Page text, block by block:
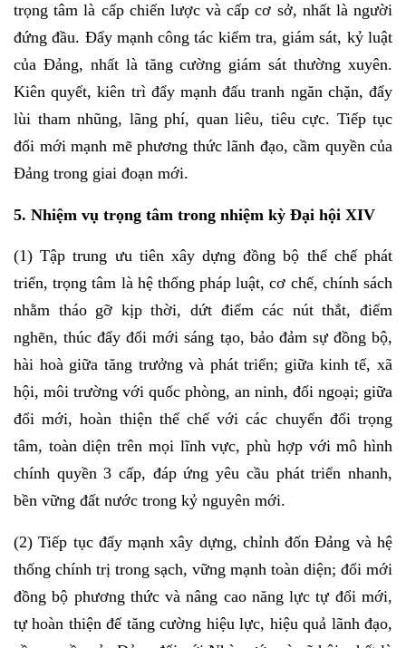
trọng tâm là cấp chiến lược và cấp cơ sở, nhất là người
đứng đầu. Đẩy mạnh công tác kiểm tra, giám sát, kỷ luật
của Đảng, nhất là tăng cường giám sát thường xuyên.
Kiên quyết, kiên trì đẩy mạnh đấu tranh ngăn chặn, đẩy
lùi tham nhũng, lãng phí, quan liêu, tiêu cực. Tiếp tục
đổi mới mạnh mẽ phương thức lãnh đạo, cầm quyền của
Đảng trong giai đoạn mới.
5. Nhiệm vụ trọng tâm trong nhiệm kỳ Đại hội XIV
(1) Tập trung ưu tiên xây dựng đồng bộ thể chế phát
triển, trọng tâm là hệ thống pháp luật, cơ chế, chính sách
nhằm tháo gỡ kịp thời, dứt điểm các nút thắt, điểm
nghẽn, thúc đẩy đổi mới sáng tạo, bảo đảm sự đồng bộ,
hài hoà giữa tăng trưởng và phát triển; giữa kinh tế, xã
hội, môi trường với quốc phòng, an ninh, đối ngoại; giữa
đổi mới, hoàn thiện thể chế với các chuyển đổi trọng
tâm, toàn diện trên mọi lĩnh vực, phù hợp với mô hình
chính quyền 3 cấp, đáp ứng yêu cầu phát triển nhanh,
bền vững đất nước trong kỷ nguyên mới.
(2) Tiếp tục đẩy mạnh xây dựng, chỉnh đốn Đảng và hệ
thống chính trị trong sạch, vững mạnh toàn diện; đổi mới
đồng bộ phương thức và nâng cao năng lực tự đổi mới,
tự hoàn thiện để tăng cường hiệu lực, hiệu quả lãnh đạo,